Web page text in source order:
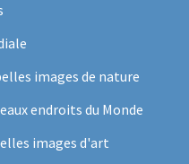
images de nature
endroits du Monde
images d'art